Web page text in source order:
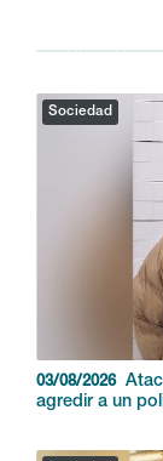
Sociedad
03/08/2026
agredir a un